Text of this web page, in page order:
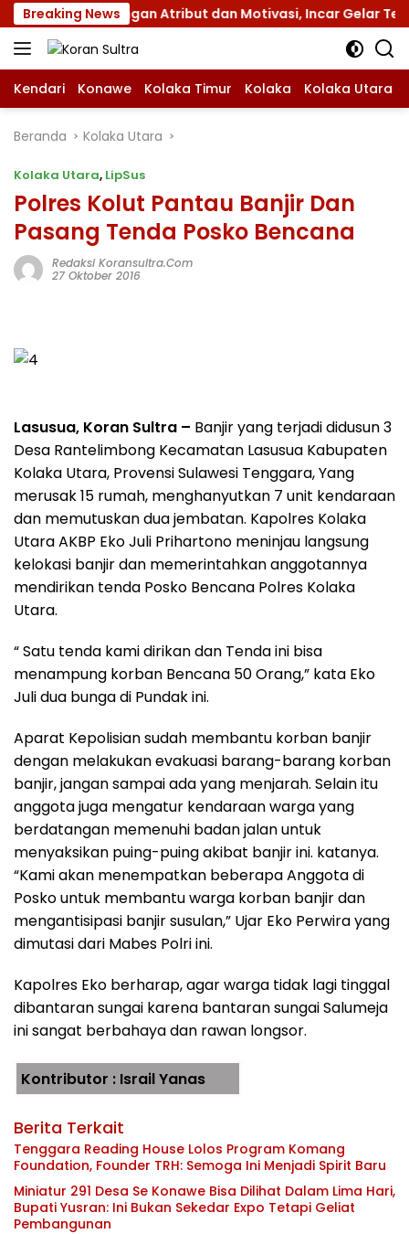
Langsung
ke
konten
Breaking News
XII dengan Atribut dan Motivasi, Incar Gelar Terbaik
Kendari Konawe Kolaka Timur Kolaka Kolaka Utara
Beranda Kolaka Utara
Kolaka Utara, LipSus
Polres Kolut Pantau Banjir Dan
Pasang Tenda Posko Bencana
Redaksi Koransultra.com
27 Oktober 2016
Lasusua, Koran Sultra – Banjir yang terjadi didusun 3
Desa Rantelimbong Kecamatan Lasusua Kabupaten
Kolaka Utara, Provensi Sulawesi Tenggara, Yang
merusak 15 rumah, menghanyutkan 7 unit kendaraan
dan memutuskan dua jembatan. Kapolres Kolaka
Utara AKBP Eko Juli Prihartono meninjau langsung
kelokasi banjir dan memerintahkan anggotannya
mendirikan tenda Posko Bencana Polres Kolaka
Utara.
“ Satu tenda kami dirikan dan Tenda ini bisa
menampung korban Bencana 50 Orang,” kata Eko
Juli dua bunga di Pundak ini.
Aparat Kepolisian sudah membantu korban banjir
dengan melakukan evakuasi barang-barang korban
banjir, jangan sampai ada yang menjarah. Selain itu
anggota juga mengatur kendaraan warga yang
berdatangan memenuhi badan jalan untuk
menyaksikan puing-puing akibat banjir ini. katanya.
“Kami akan menempatkan beberapa Anggota di
Posko untuk membantu warga korban banjir dan
mengantisipasi banjir susulan,” Ujar Eko Perwira yang
dimutasi dari Mabes Polri ini.
Kapolres Eko berharap, agar warga tidak lagi tinggal
dibantaran sungai karena bantaran sungai Salumeja
ini sangat berbahaya dan rawan longsor.
Kontributor : Israil Yanas
Berita Terkait
Tenggara Reading House Lolos Program Komang
Foundation, Founder TRH: Semoga Ini Menjadi Spirit Baru
Miniatur 291 Desa Se Konawe Bisa Dilihat Dalam Lima Hari,
Bupati Yusran: Ini Bukan Sekedar Expo Tetapi Geliat
Pembangunan